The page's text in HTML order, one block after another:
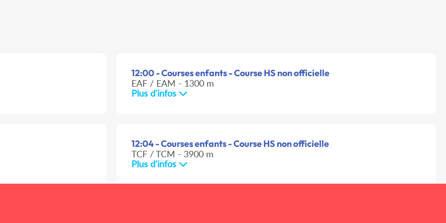
12:00 - Courses enfants - Course HS non officielle
EAF / EAM - 1300 m
Plus d'infos
12:04 - Courses enfants - Course HS non officielle
TCF / TCM - 3900 m
Plus d'infos